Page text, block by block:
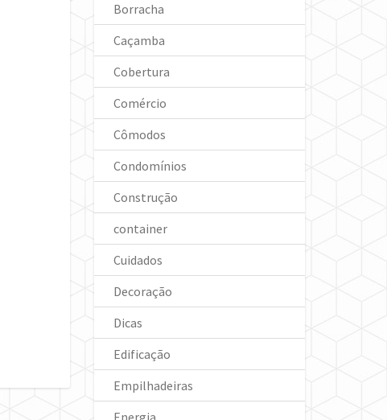
Borracha
Caçamba
Cobertura
Comércio
Cômodos
Condomínios
Construção
container
Cuidados
Decoração
Dicas
Edificação
Empilhadeiras
Energia